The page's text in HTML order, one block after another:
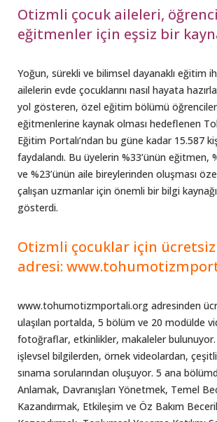
Otizmli çocuk aileleri,
eğitmenler için eşsiz bir
Yoğun, sürekli ve bilimsel dayanaklı eğitim
ailelerin evde çocuklarını nasıl hayata
yol gösteren, özel eğitim bölümü
eğitmenlerine kaynak olması hedeflenen
Eğitim Portalı’ndan bu güne kadar 15.587
faydalandı. Bu üyelerin %33’ünün eğitmen,
ve %23’ünün aile bireylerinden oluşması
çalışan uzmanlar için önemli bir bilgi
gösterdi.
Otizmli çocuklar için
adresi:
www.tohumotizmportali.org adresinden
ulaşılan portalda, 5 bölüm ve 20 modülde
fotoğraflar, etkinlikler, makaleler
işlevsel bilgilerden, örnek videolardan,
sınama sorularından oluşuyor. 5 ana
Anlamak, Davranışları Yönetmek, Temel
Kazandırmak, Etkileşim ve Öz Bakım